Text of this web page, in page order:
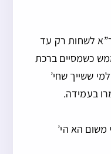
לשחות רק עד
כשמסיים ברכת
ששייך שחי’
בעמידה.
אי משום הא הי’